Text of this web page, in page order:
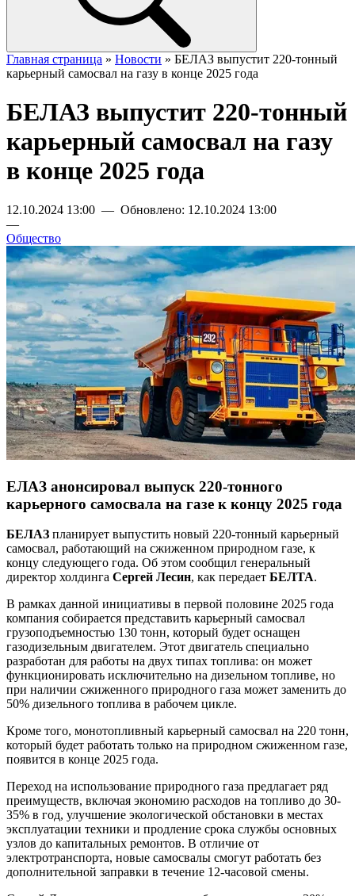
Главная страница » Новости » БЕЛАЗ выпустит 220-тонный
карьерный самосвал на газу в конце 2025 года
БЕЛАЗ выпустит 220-тонный
карьерный самосвал на газу
в конце 2025 года
12.10.2024 13:00 — Обновлено: 12.10.2024 13:00
—
Общество
ЕЛАЗ анонсировал выпуск 220-тонного
карьерного самосвала на газе к концу 2025 года
БЕЛАЗ планирует выпустить новый 220-тонный карьерный
самосвал, работающий на сжиженном природном газе, к
концу следующего года. Об этом сообщил генеральный
директор холдинга Сергей Лесин, как передает БЕЛТА.
В рамках данной инициативы в первой половине 2025 года
компания собирается представить карьерный самосвал
грузоподъемностью 130 тонн, который будет оснащен
газодизельным двигателем. Этот двигатель специально
разработан для работы на двух типах топлива: он может
функционировать исключительно на дизельном топливе, но
при наличии сжиженного природного газа может заменить до
50% дизельного топлива в рабочем цикле.
Кроме того, монотопливный карьерный самосвал на 220 тонн,
который будет работать только на природном сжиженном газе,
появится в конце 2025 года.
Переход на использование природного газа предлагает ряд
преимуществ, включая экономию расходов на топливо до 30-
35% в год, улучшение экологической обстановки в местах
эксплуатации техники и продление срока службы основных
узлов до капитальных ремонтов. В отличие от
электротранспорта, новые самосвалы смогут работать без
дополнительной заправки в течение 12-часовой смены.